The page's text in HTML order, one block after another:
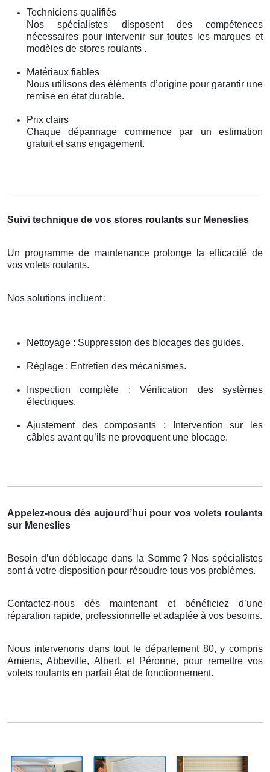
Techniciens qualifiés
Nos spécialistes disposent des compétences
nécessaires pour intervenir sur toutes les marques et
modèles de stores roulants .
Matériaux fiables
Nous utilisons des éléments d’origine pour garantir une
remise en état durable.
Prix clairs
Chaque dépannage commence par un estimation
gratuit et sans engagement.
Suivi technique de vos stores roulants sur Meneslies
Un programme de maintenance prolonge la efficacité de
vos volets roulants.
Nos solutions incluent :
Nettoyage : Suppression des blocages des guides.
Réglage : Entretien des mécanismes.
Inspection complète : Vérification des systèmes
électriques.
Ajustement des composants : Intervention sur les
câbles avant qu’ils ne provoquent une blocage.
Appelez-nous dès aujourd’hui pour vos volets roulants
sur Meneslies
Besoin d’un déblocage dans la Somme ? Nos spécialistes
sontà votre disposition pour résoudre tous vos probl èmes.
Contactez-nous dès maintenant et bénéficiez d’une
réparation rapide, professionnelle et adaptée à vos besoins.
Nous intervenons dans tout le département 80, y compris
Amiens, Abbeville, Albert, et Péronne, pour remettre vos
volets roulants en parfait état de fonctionnement.